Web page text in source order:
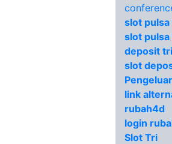
slot
slot pulsa
deposit tri
slot
link
rubah4d
login
Slot Tri